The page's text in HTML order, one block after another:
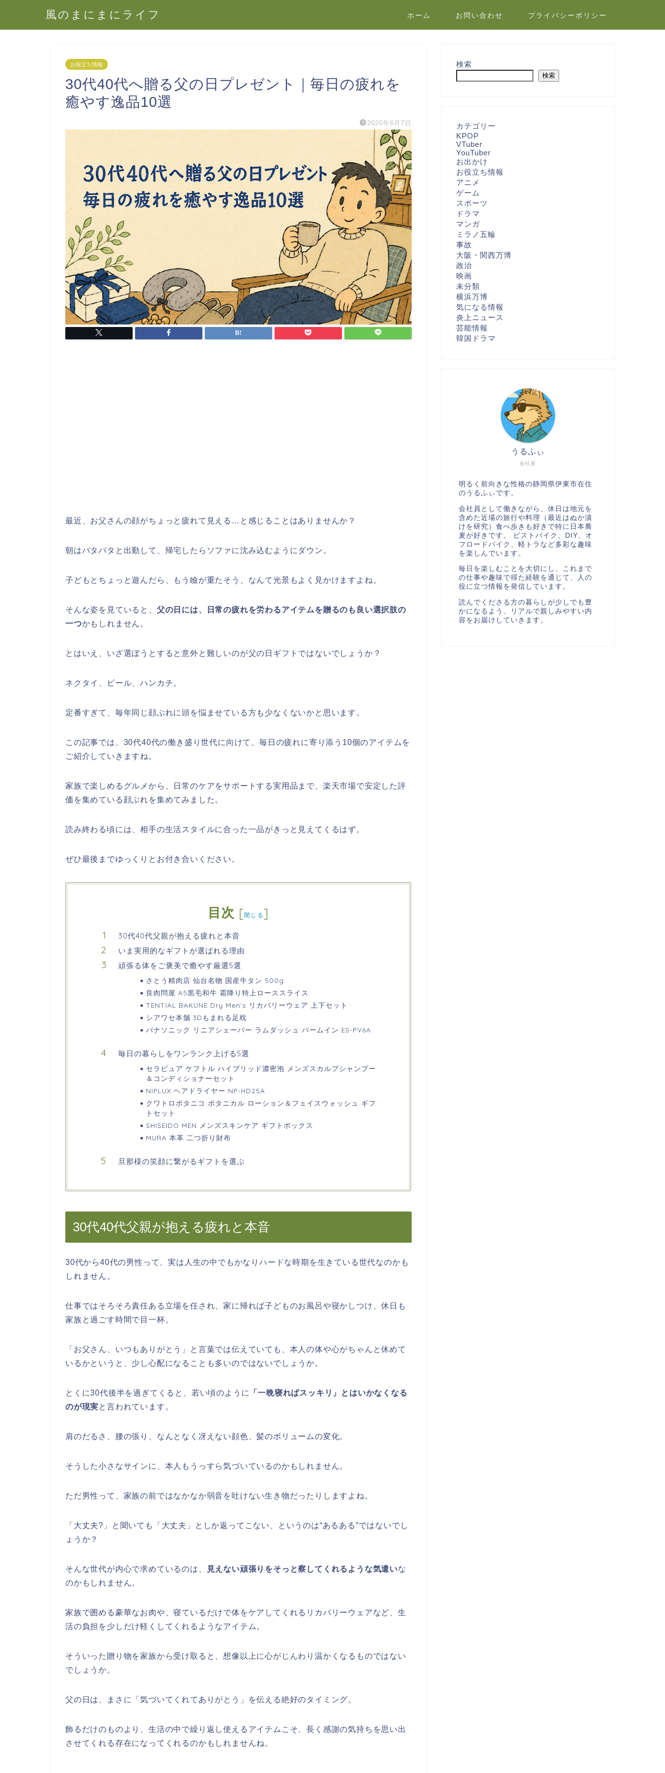
風のまにまにライフ ホーム お問い合わせ プライバシーポリシー
お役立ち情報
30代40代へ贈る父の日プレゼント｜毎日の疲れを
癒やす逸品10選
2026年6月7日
最近、お父さんの顔がちょっと疲れて見える…と感じることはありませんか？
朝はバタバタと出勤して、帰宅したらソファに沈み込むようにダウン。
子どもとちょっと遊んだら、もう瞼が重たそう、なんて光景もよく見かけますよね。
そんな姿を見ていると、 父の日には、日常の疲れを労わるアイテムを贈るのも良い選択肢の
一つかもしれません。
とはいえ、いざ選ぼうとすると意外と難しいのが父の日ギフトではないでしょうか？
ネクタイ、ビール、ハンカチ。
定番すぎて、毎年同じ顔ぶれに頭を悩ませている方も少なくないかと思います。
この記事では、30代40代の働き盛り世代に向けて、毎日の疲れに寄り添う10個のアイテムを
ご紹介していきますね。
家族で楽しめるグルメから、日常のケアをサポートする実用品まで、楽天市場で安定した評
価を集めている顔ぶれを集めてみました。
読み終わる頃には、相手の生活スタイルに合った一品がきっと見えてくるはず。
ぜひ最後までゆっくりとお付き合いください。
目次 [閉じる]
30代40代父親が抱える疲れと本音
いま実用的なギフトが選ばれる理由
頑張る体をご褒美で癒やす厳選5選
さとう精肉店 仙台名物 国産牛タン 500g
良肉問屋 A5黒毛和牛 霜降り特上ローススライス
TENTIAL BAKUNE Dry Men’s リカバリーウェア 上下セット
シアワセ本舗 3Dもまれる足枕
パナソニック リニアシェーバー ラムダッシュ パームイン ES-PV6A
毎日の暮らしをワンランク上げる5選
セラピュア ケフトル ハイブリッド濃密泡 メンズスカルプシャンプー
＆コンディショナーセット
NIPLUX ヘアドライヤー NP-HD25A
クワトロボタニコ ボタニカル ローション＆フェイスウォッシュ ギフ
トセット
SHISEIDO MEN メンズスキンケア ギフトボックス
MURA 本革 二つ折り財布
旦那様の笑顔に繋がるギフトを選ぶ
30代40代父親が抱える疲れと本音
30代から40代の男性って、実は人生の中でもかなりハードな時期を生きている世代なのかも
しれません。
仕事ではそろそろ責任ある立場を任され、家に帰れば子どものお風呂や寝かしつけ、休日も
家族と過ごす時間で目一杯。
「お父さん、いつもありがとう」と言葉では伝えていても、本人の体や心がちゃんと休めて
いるかというと、少し心配になることも多いのではないでしょうか。
とくに30代後半を過ぎてくると、若い頃のように
「一晩寝ればスッキリ」とはいかなくなる
のが現実と言われています。
肩のだるさ、腰の張り、なんとなく冴えない顔色、髪のボリュームの変化。
そうした小さなサインに、本人もうっすら気づいているのかもしれません。
ただ男性って、家族の前ではなかなか弱音を吐けない生き物だったりしますよね。
「大丈夫?」と聞いても「大丈夫」としか返ってこない、というのは“あるある”ではないでし
ょうか？
そんな世代が内心で求めているのは、 見えない頑張りをそっと察してくれるような気遣いな
のかもしれません。
家族で囲める豪華なお肉や、寝ているだけで体をケアしてくれるリカバリーウェアなど、生
活の負担を少しだけ軽くしてくれるようなアイテム。
そういった贈り物を家族から受け取ると、想像以上に心がじんわり温かくなるものではない
でしょうか。
父の日は、まさに「気づいてくれてありがとう」を伝える絶好のタイミング。
飾るだけのものより、生活の中で繰り返し使えるアイテムこそ、長く感謝の気持ちを思い出
させてくれる存在になってくれるのかもしれませんね。
検索
検索
カテゴリー
KPOP
VTuber
YouTuber
お出かけ
お役立ち情報
アニメ
ゲーム
スポーツ
ドラマ
マンガ
ミラノ五輪
事故
大阪・関西万博
政治
映画
未分類
横浜万博
気になる情報
炎上ニュース
芸能情報
韓国ドラマ
会社員
うるふぃ
明るく前向きな性格の静岡県伊東市在住
のうるふぃです。
会社員として働きながら、休日は地元を
含めた近場の旅行や料理（最近はぬか漬
けを研究）食べ歩きも好きで特に日本蕎
麦が好きです。 ピストバイク、DIY、オ
フロードバイク、軽トラなど多彩な趣味
を楽しんでいます。
毎日を楽しむことを大切にし、これまで
の仕事や趣味で得た経験を通じて、人の
役に立つ情報を発信しています。
読んでくださる方の暮らしが少しでも豊
かになるよう、リアルで親しみやすい内
容をお届けしていきます。